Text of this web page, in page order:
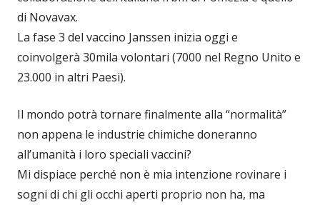
di Novavax.
La fase 3 del vaccino Janssen inizia oggi e
coinvolgerà 30mila volontari (7000 nel Regno Unito e
23.000 in altri Paesi).
Il mondo potrà tornare finalmente alla “normalità”
non appena le industrie chimiche doneranno
all’umanità i loro speciali vaccini?
Mi dispiace perché non è mia intenzione rovinare i
sogni di chi gli occhi aperti proprio non ha, ma